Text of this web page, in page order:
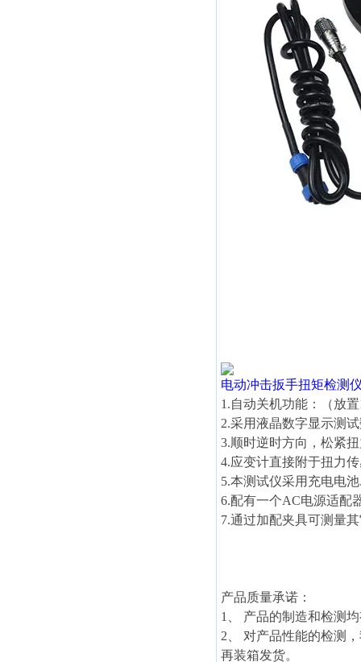
电动冲击扳手扭矩检测
1.自动关机功能：（放
2.采用液晶数字显示测
3.顺时逆时方向，松紧
4.应变计直接附于扭力
5.本测试仪采用充电电
6.配有一个AC电源适配
7.通过加配夹具可测量
产品质量承诺：
1、 产品的制造和检测
2、 对产品性能的检测
再装箱发货。